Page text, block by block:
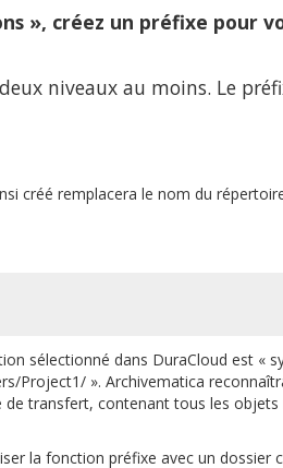
», créez un préfixe pour
niveaux au moins. Le
créé remplacera le nom du
sélectionné dans DuraCloud est «
Project1/ ». Archivematica
transfert, contenant tous les
la fonction préfixe avec un dossier